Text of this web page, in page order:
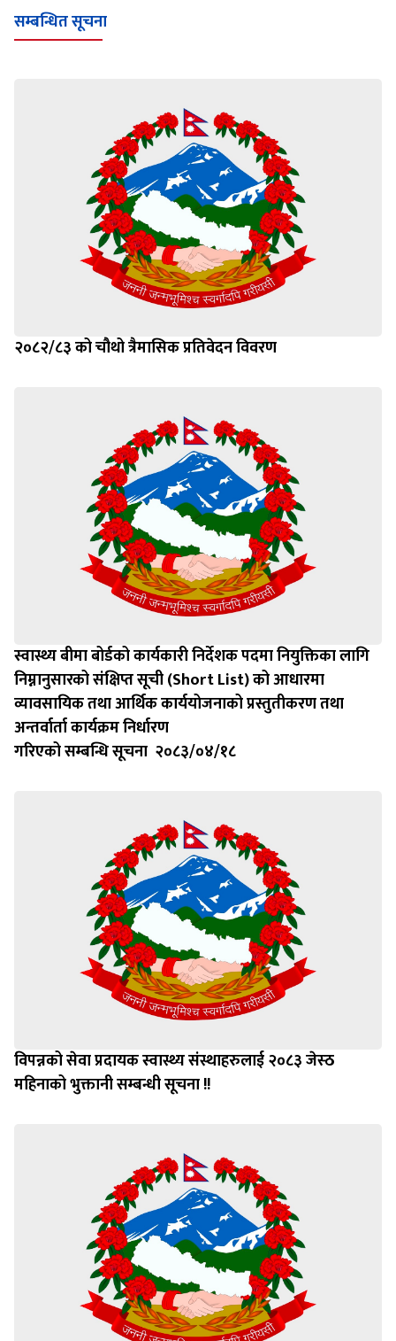
सम्बन्धित सूचना
२०८२/८३ को चौथो त्रैमासिक प्रतिवेदन विवरण
स्वास्थ्य बीमा बोर्डको कार्यकारी निर्देशक पदमा नियुक्तिका लागि
निम्नानुसारको संक्षिप्त सूची (Short List) को आधारमा
व्यावसायिक तथा आर्थिक कार्ययोजनाको प्रस्तुतीकरण तथा
अन्तर्वार्ता कार्यक्रम निर्धारण
गरिएको सम्बन्धि सूचना २०८३/०४/१८
विपन्नको सेवा प्रदायक स्वास्थ्य संस्थाहरुलाई २०८३ जेस्ठ
महिनाको भुक्तानी सम्बन्धी सूचना !!